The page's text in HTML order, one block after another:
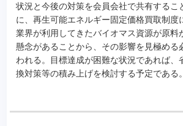
状況と今後の対策を会員会社で共有するこ
に、再生可能エネルギー固定価格買取制度
業界が利用してきたバイオマス資源が原料
懸念があることから、その影響を見極める
われる。目標達成が困難な状況であれば、
換対策等の積み上げを検討する予定である。